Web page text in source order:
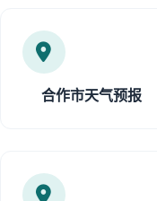
合作市天气预报